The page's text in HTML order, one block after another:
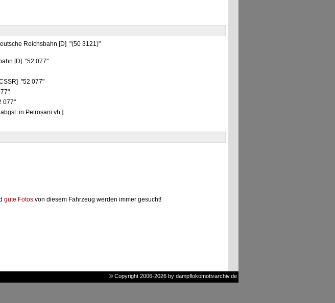
Reichsbahn [D] "(50 3121)"
[D] "52 077"
"52 077"
077"
in Petroșani vh.]
gute Fotos von diesem Fahrzeug werden immer gesucht!
© Copyright 2006-2026 by dampflokomotivarchiv.de